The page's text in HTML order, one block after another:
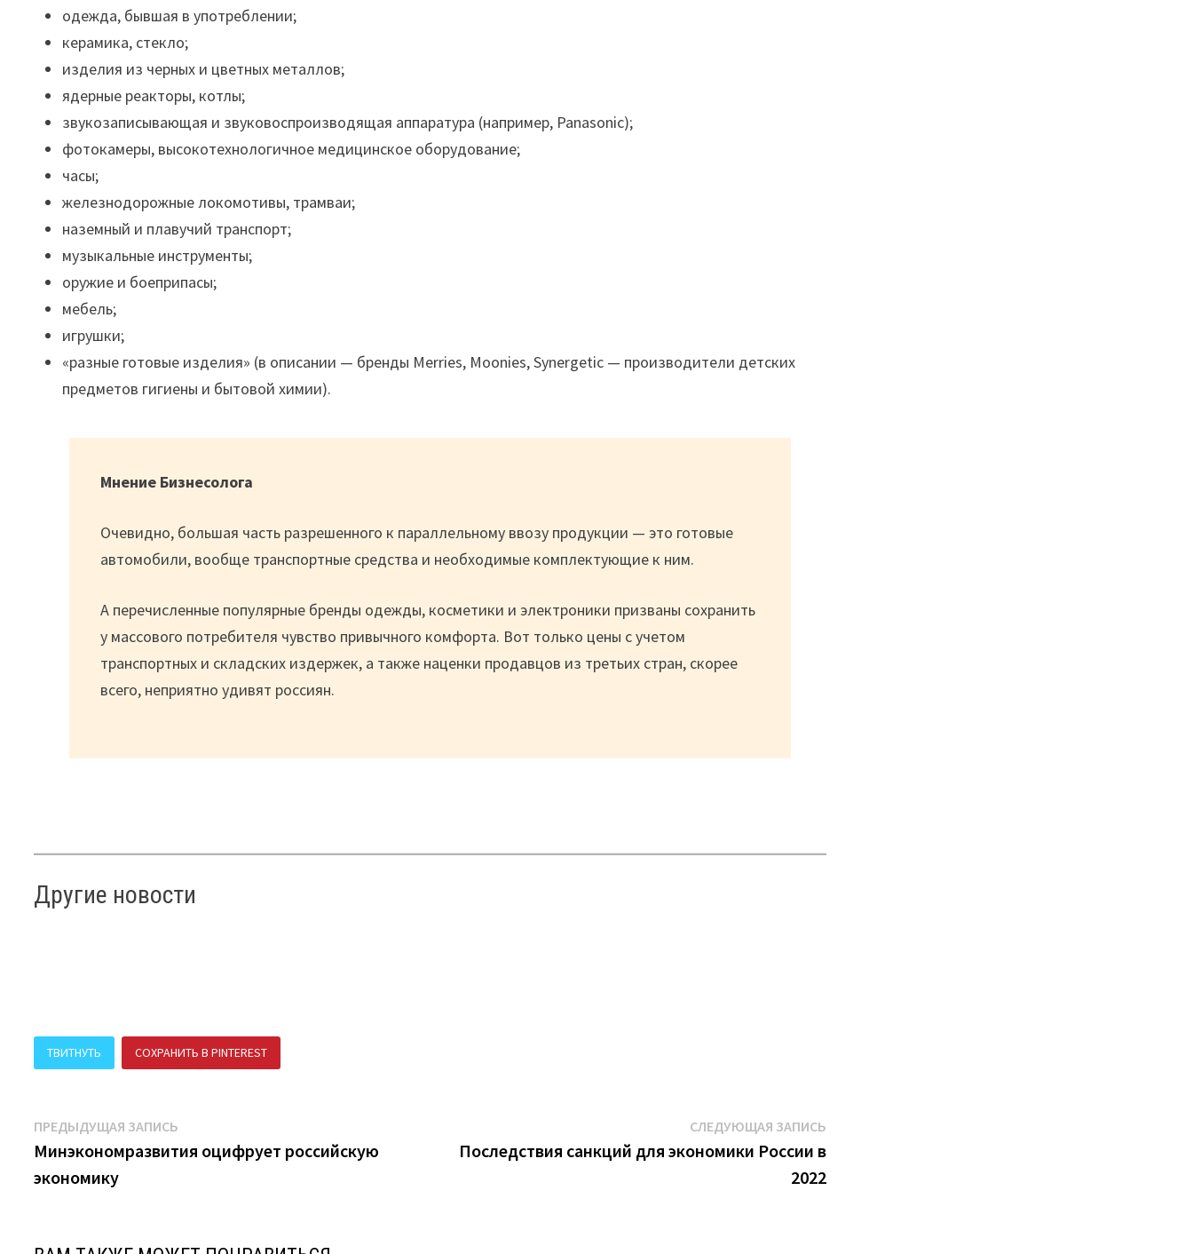
одежда, бывшая в употреблении;
керамика, стекло;
изделия из черных и цветных металлов;
ядерные реакторы, котлы;
звукозаписывающая и звуковоспроизводящая аппаратура (например, Panasonic);
фотокамеры, высокотехнологичное медицинское оборудование;
часы;
железнодорожные локомотивы, трамваи;
наземный и плавучий транспорт;
музыкальные инструменты;
оружие и боеприпасы;
мебель;
игрушки;
«разные готовые изделия» (в описании — бренды Merries, Moonies, Synergetic — производители детских
предметов гигиены и бытовой химии).
Мнение Бизнесолога
Очевидно, большая часть разрешенного к параллельному ввозу продукции — это готовые
автомобили, вообще транспортные средства и необходимые комплектующие к ним.
А перечисленные популярные бренды одежды, косметики и электроники призваны сохранить
у массового потребителя чувство привычного комфорта. Вот только цены с учетом
транспортных и складских издержек, а также наценки продавцов из третьих стран, скорее
всего, неприятно удивят россиян.
Другие новости
ТВИТНУТЬ СОХРАНИТЬ В PINTEREST
Навигация
по
записям
ПРЕДЫДУЩАЯ ЗАПИСЬ
запись:
Минэкономразвития оцифрует российскую
экономику
СЛЕДУЮЩАЯ ЗАПИСЬСледующая
запись:
Последствия санкций для экономики России в
2022